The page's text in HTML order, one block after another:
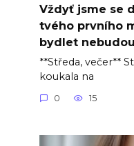
Vždyť jsme se
tvého prvního
bydlet
**Středa, večer**
koukala na
0 15